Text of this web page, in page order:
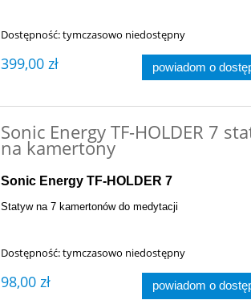
Dostępność:tymczasowo niedostępny
399,00 zł powiadom o
Sonic Energy TF-HOLDER 7
na kamertony
Sonic Energy TF-HOLDER 7
Statyw na 7 kamertonów do medytacji
Dostępność:tymczasowo niedostępny
98,00 zł powiadom o